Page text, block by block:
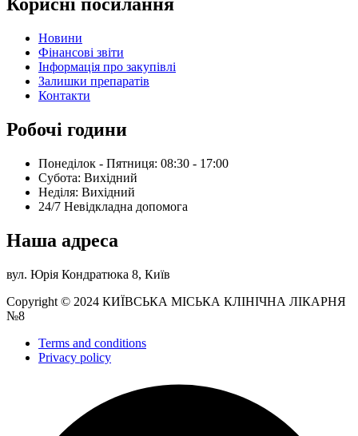
Новини
Фінансові звіти
Інформація про закупівлі
Залишки препаратів
Контакти
Робочі години
Понеділок - Пятниця: 08:30 - 17:00
Субота: Вихідний
Нeділя: Вихідний
24/7 Невідкладна допомога
Наша адреса
вул. Юрія Кондратюка 8, Київ
Copyright © 2024 КИЇВСЬКА МІСЬКА КЛІНІЧНА ЛІКАРНЯ
№8
Terms and conditions
Privacy policy